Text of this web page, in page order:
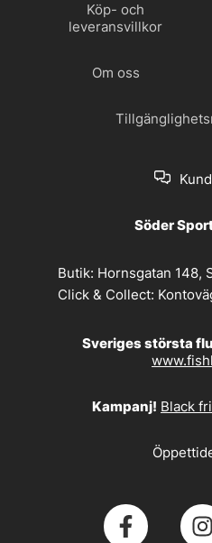
Köp- och
leveransvillkor
Om oss
Söder
Butik: Hornsgatan 148,
Click & Collect:
Sveriges största
Kampanj! Black